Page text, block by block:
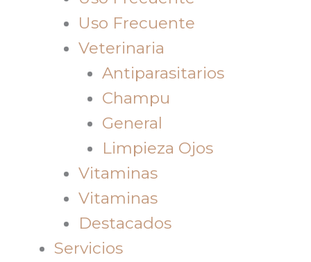
Uso Frecuente
Veterinaria
Antiparasitarios
Champu
General
Limpieza Ojos
Vitaminas
Vitaminas
Destacados
Servicios